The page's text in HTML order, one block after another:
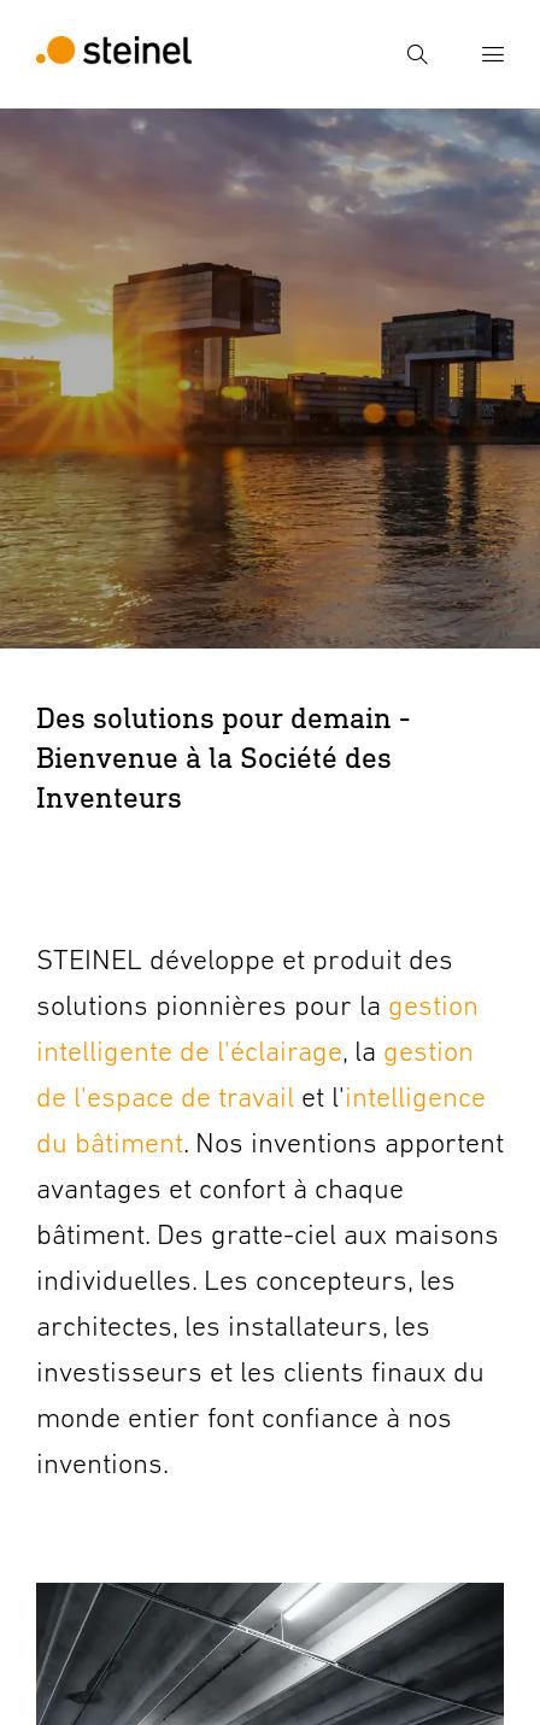
Recherche
Entrer critère de recherche
Des solutions pour demain -
Bienvenue à la Société des
Inventeurs
STEINEL développe et produit des
solutions pionnières pour la gestion
intelligente de l'éclairage, la gestion
de l'espace de travail et l'intelligence
du bâtiment. Nos inventions apportent
avantages et confort à chaque
bâtiment. Des gratte-ciel aux maisons
individuelles. Les concepteurs, les
architectes, les installateurs, les
investisseurs et les clients finaux du
monde entier font confiance à nos
inventions.